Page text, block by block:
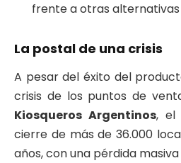
frente a otras
La postal de una crisis
A pesar del éxito del
crisis de los puntos de
Kiosqueros Argentinos, el
cierre de más de 36.000
años, con una pérdida